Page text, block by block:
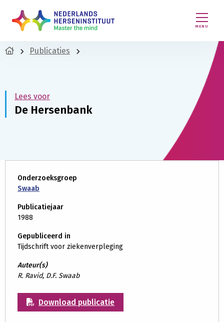
MENU
Publicaties
Lees voor
De Hersenbank
Onderzoeksgroep
Swaab
Publicatiejaar
1988
Gepubliceerd in
Tijdschrift voor ziekenverpleging
Auteur(s)
R. Ravid, D.F. Swaab
Download publicatie